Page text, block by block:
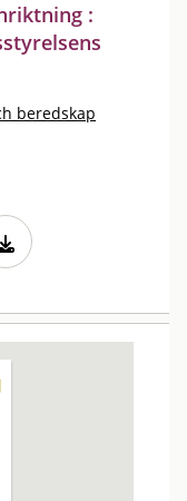
:
beredskap